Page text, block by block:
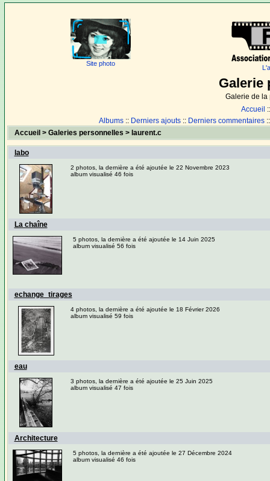
Site photo
Galerie
Galerie de la
Accueil
Albums :: Derniers ajouts :: Derniers commentaires
Accueil > Galeries personnelles > laurent.c
labo
2 photos, la dernière a été ajoutée le 22 Novembre 2023
album visualisé 46 fois
La chaîne
5 photos, la dernière a été ajoutée le 14 Juin 2025
album visualisé 56 fois
echange_tirages
4 photos, la dernière a été ajoutée le 18 Février 2026
album visualisé 59 fois
eau
3 photos, la dernière a été ajoutée le 25 Juin 2025
album visualisé 47 fois
Architecture
5 photos, la dernière a été ajoutée le 27 Décembre 2024
album visualisé 46 fois